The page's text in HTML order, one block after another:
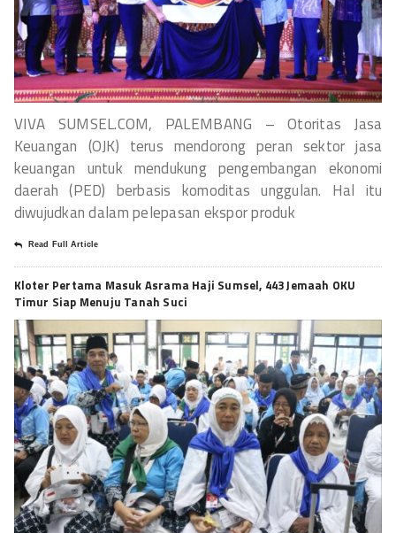
VIVA SUMSEL.COM, PALEMBANG – Otoritas Jasa
Keuangan (OJK) terus mendorong peran sektor jasa
keuangan untuk mendukung pengembangan ekonomi
daerah (PED) berbasis komoditas unggulan. Hal itu
diwujudkan dalam pelepasan ekspor produk
Read Full Article
Kloter Pertama Masuk Asrama Haji Sumsel, 443 Jemaah OKU
Timur Siap Menuju Tanah Suci